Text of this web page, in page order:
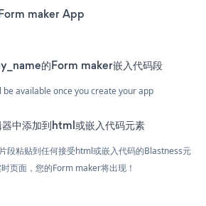
maker App
的Form maker嵌入代码段
be available once you create your app
中添加到html或嵌入代码元素
段粘贴到任何接受html或嵌入代码的Blastness元
页面，您的Form maker将出现！